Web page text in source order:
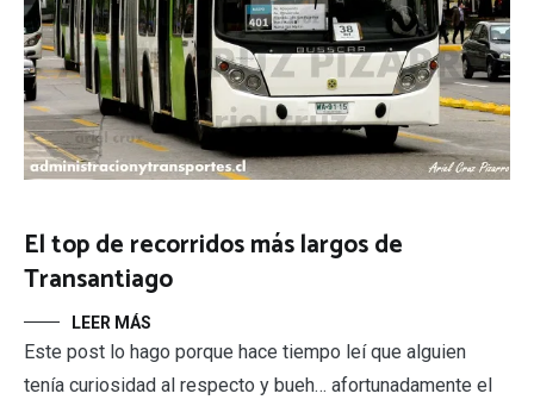
El top de recorridos más largos de
Transantiago
LEER MÁS
Este post lo hago porque hace tiempo leí que alguien
tenía curiosidad al respecto y bueh… afortunadamente el